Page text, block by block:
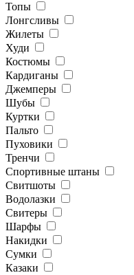
Топы
Лонгсливы
Жилеты
Худи
Костюмы
Кардиганы
Джемперы
Шубы
Куртки
Пальто
Пуховики
Тренчи
Спортивные штаны
Свитшоты
Водолазки
Свитеры
Шарфы
Накидки
Сумки
Казаки